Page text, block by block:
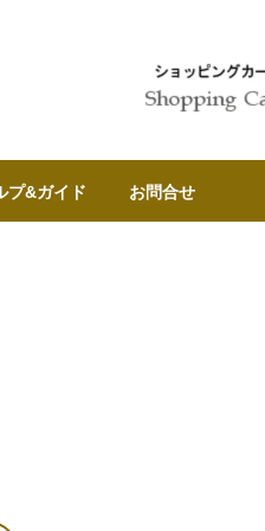
プ&ガイド お問合せ